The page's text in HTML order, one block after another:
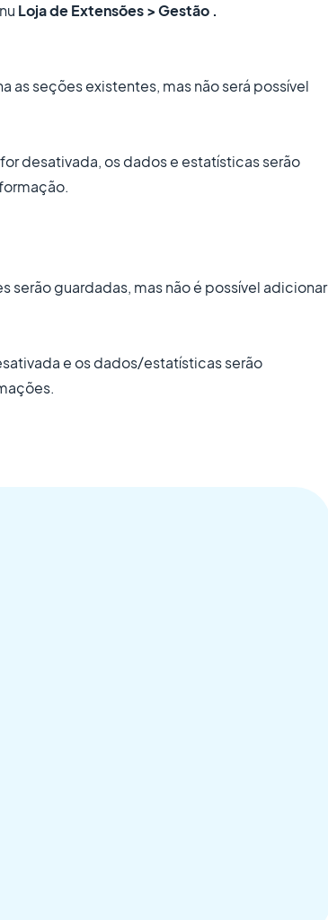
Loja de Extensões > Gestão .
as seções existentes, mas não será possível
desativada, os dados e estatísticas serão
serão guardadas, mas não é possível adicionar
e os dados/estatísticas serão